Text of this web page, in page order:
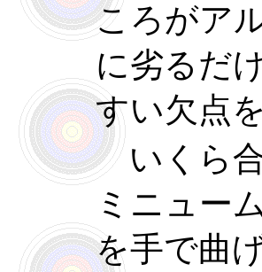
ころがア
に劣るだ
すい欠点
いくら
ミニュー
を手で曲